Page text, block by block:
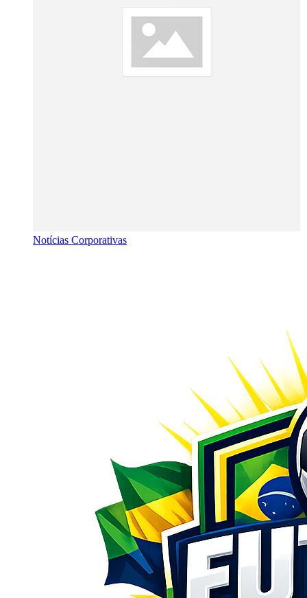
Notícias Corporativas